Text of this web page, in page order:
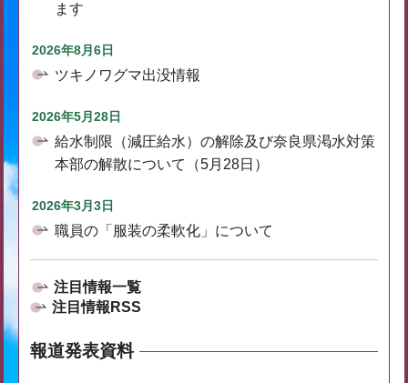
ます
2026年8月6日
ツキノワグマ出没情報
2026年5月28日
給水制限（減圧給水）の解除及び奈良県渇水対策
本部の解散について（5月28日）
2026年3月3日
職員の「服装の柔軟化」について
注目情報一覧
注目情報RSS
報道発表資料